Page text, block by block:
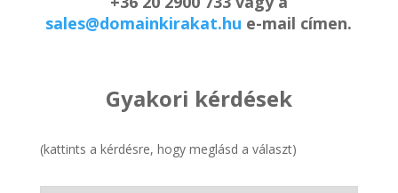
sales@domainkirakat.hu e-mail címen.
Gyakori kérdések
(kattints a kérdésre, hogy meglásd a választ)